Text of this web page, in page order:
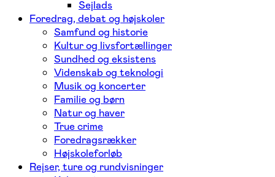
Sejlads
Foredrag, debat og højskoler
Samfund og historie
Kultur og livsfortællinger
Sundhed og eksistens
Videnskab og teknologi
Musik og koncerter
Familie og børn
Natur og haver
True crime
Foredragsrækker
Højskoleforløb
Rejser, ture og rundvisninger